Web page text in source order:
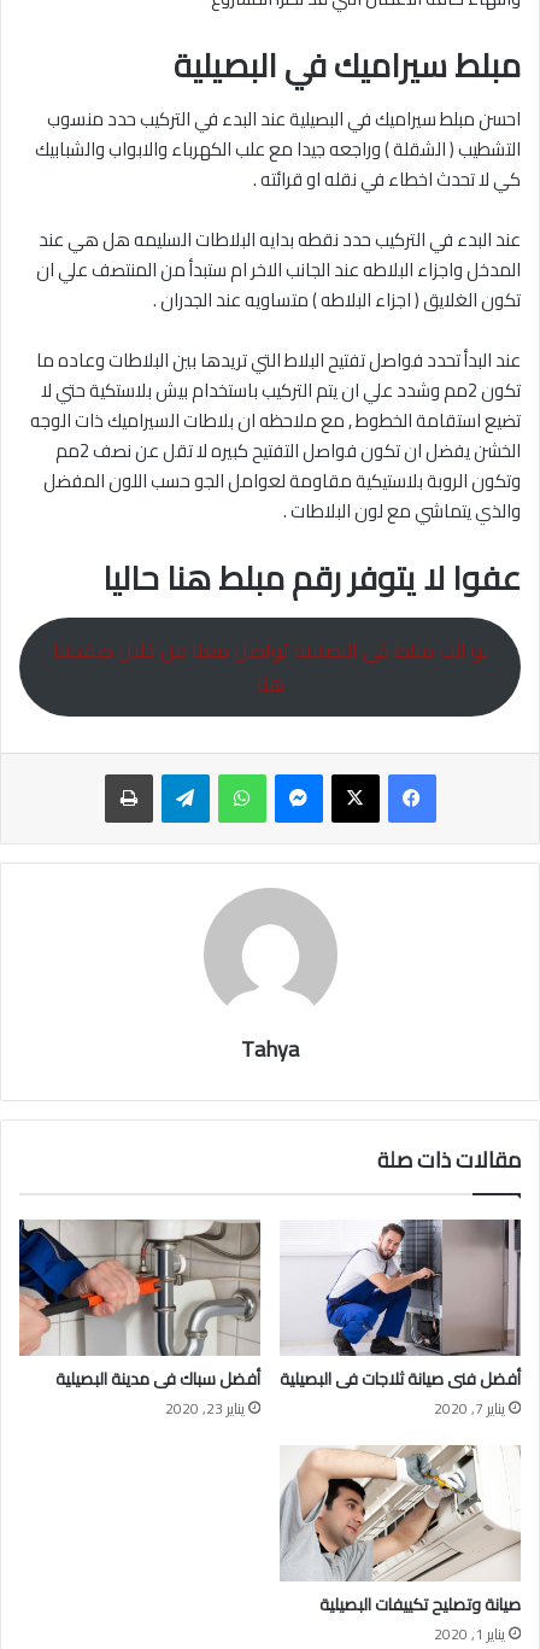
مبلط سيراميك في البصيلية
احسن مبلط سيراميك في البصيلية عند البدء في التركيب حدد منسوب
التشطيب ( الشقلة ) وراجعه جيدا مع علب الكهرباء والابواب والشبابيك
كي لا تحدث اخطاء في نقله او قرائته .
عند البدء في التركيب حدد نقطه بدايه البلاطات السليمه هل هي عند
المدخل واجزاء البلاطه عند الجانب الاخر ام ستبدأ من المنتصف علي ان
تكون الغلايق ( اجزاء البلاطه ) متساويه عند الجدران .
عند البدأ تحدد فواصل تفتيح البلاط التي تريدها بين البلاطات وعاده ما
تكون 2مم وشدد علي ان يتم التركيب باستخدام بيش بلاستكية حتي لا
تضيع استقامة الخطوط , مع ملاحظه ان بلاطات السيراميك ذات الوجه
الخشن يفضل ان تكون فواصل التفتيح كبيره لا تقل عن نصف 2مم
وتكون الروبة بلاستيكية مقاومة لعوامل الجو حسب اللون المفضل
والذي يتماشي مع لون البلاطات .
عفوا لا يتوفر رقم مبلط هنا حاليا
لو انت مبلط في البصيلية تواصل معنا من خلال صفحتنا
هنا
ماسنجر واتساب تيلقرام طباعة
Tahya
مقالات ذات صلة
أفضل فنى صيانة ثلاجات فى البصيلية
يناير 7, 2020
أفضل سباك فى مدينة البصيلية
يناير 23, 2020
صيانة وتصليح تكييفات البصيلية
يناير 1, 2020